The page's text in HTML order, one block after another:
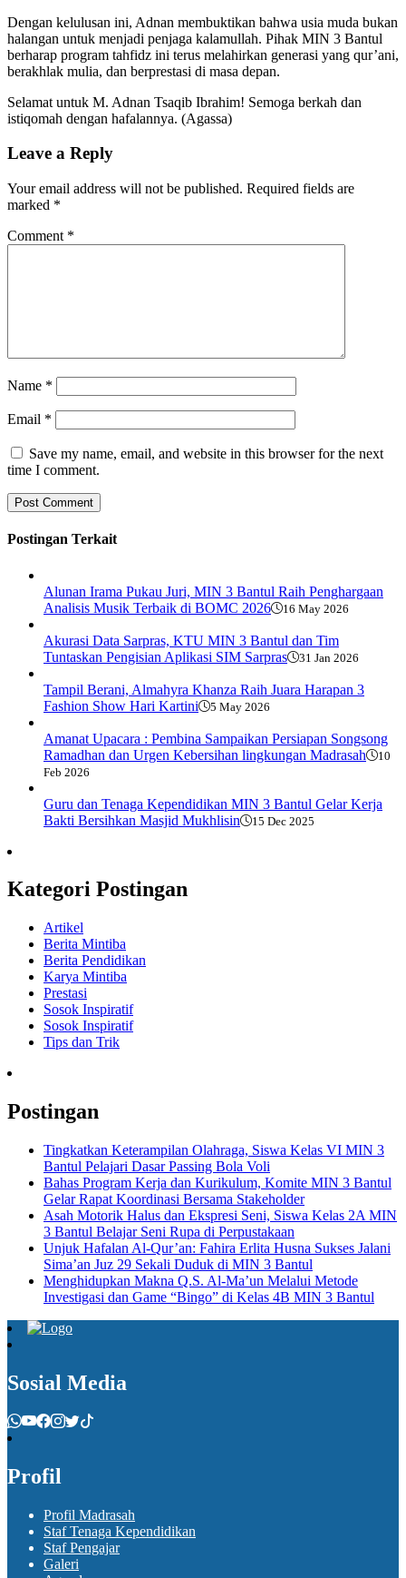
Dengan kelulusan ini, Adnan membuktikan bahwa usia muda bukan
halangan untuk menjadi penjaga kalamullah. Pihak MIN 3 Bantul
berharap program tahfidz ini terus melahirkan generasi yang qur’ani,
berakhlak mulia, dan berprestasi di masa depan.
Selamat untuk M. Adnan Tsaqib Ibrahim! Semoga berkah dan
istiqomah dengan hafalannya. (Agassa)
Leave a Reply
Your email address will not be published. Required fields are
marked *
Comment *
Name *
Email *
Save my name, email, and website in this browser for the next
time I comment.
Postingan Terkait
Alunan Irama Pukau Juri, MIN 3 Bantul Raih Penghargaan
Analisis Musik Terbaik di BOMC 2026
16 May 2026
Akurasi Data Sarpras, KTU MIN 3 Bantul dan Tim
Tuntaskan Pengisian Aplikasi SIM Sarpras
31 Jan 2026
Tampil Berani, Almahyra Khanza Raih Juara Harapan 3
Fashion Show Hari Kartini
5 May 2026
Amanat Upacara : Pembina Sampaikan Persiapan Songsong
Ramadhan dan Urgen Kebersihan lingkungan Madrasah
10
Feb 2026
Guru dan Tenaga Kependidikan MIN 3 Bantul Gelar Kerja
Bakti Bersihkan Masjid Mukhlisin
15 Dec 2025
Kategori Postingan
Artikel
Berita Mintiba
Berita Pendidikan
Karya Mintiba
Prestasi
Sosok Inspiratif
Sosok Inspiratif
Tips dan Trik
Postingan
Tingkatkan Keterampilan Olahraga, Siswa Kelas VI MIN 3
Bantul Pelajari Dasar Passing Bola Voli
Bahas Program Kerja dan Kurikulum, Komite MIN 3 Bantul
Gelar Rapat Koordinasi Bersama Stakeholder
Asah Motorik Halus dan Ekspresi Seni, Siswa Kelas 2A MIN
3 Bantul Belajar Seni Rupa di Perpustakaan
Unjuk Hafalan Al-Qur’an: Fahira Erlita Husna Sukses Jalani
Sima’an Juz 29 Sekali Duduk di MIN 3 Bantul
Menghidupkan Makna Q.S. Al-Ma’un Melalui Metode
Investigasi dan Game “Bingo” di Kelas 4B MIN 3 Bantul
Sosial Media
Profil
Profil Madrasah
Staf Tenaga Kependidikan
Staf Pengajar
Galeri